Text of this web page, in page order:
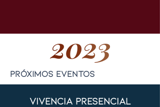
próximos eventos
vivência presencial